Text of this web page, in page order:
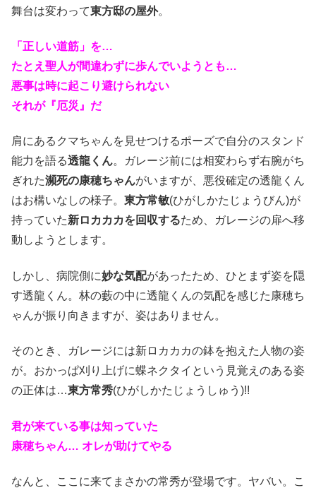
舞台は変わって東方邸の屋外。
「正しい道筋」を…
たとえ聖人が間違わずに歩んでいようとも…
悪事は時に起こり避けられない
それが『厄災』だ
肩にあるクマちゃんを見せつけるポーズで自分のスタンド
能力を語る透龍くん。ガレージ前には相変わらず右腕がち
ぎれた瀕死の康穂ちゃんがいますが、悪役確定の透龍くん
はお構いなしの様子。 東方常敏(ひがしかたじょうびん)が
持っていた新ロカカカを回収するため、ガレージの扉へ移
動しようとします。
しかし、病院側に妙な気配があったため、ひとまず姿を隠
す透龍くん。林の藪の中に透龍くんの気配を感じた康穂ち
ゃんが振り向きますが、姿はありません。
そのとき、ガレージには新ロカカカの鉢を抱えた人物の姿
が。おかっぱ刈り上げに蝶ネクタイという見覚えのある姿
の正体は…東方常秀(ひがしかたじょうしゅう)!!
君が来ている事は知っていた
康穂ちゃん… オレが助けてやる
なんと、ここに来てまさかの常秀が登場です。ヤバい。こ